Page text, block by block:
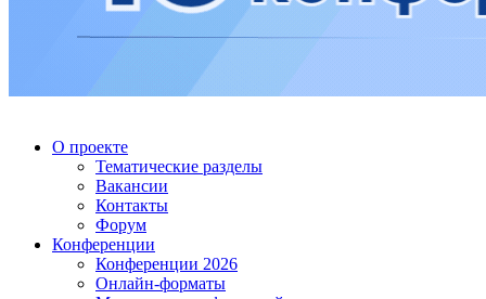
О проекте
Тематические разделы
Вакансии
Контакты
Форум
Конференции
Конференции 2026
Онлайн-форматы